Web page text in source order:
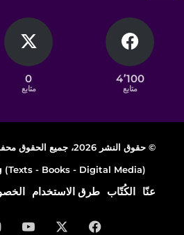
4٬100
متابع
0
متابع
© حقوق النشر 2026، جميع الحقوق محفوظة |
- Books - Digital Media) -
عنّا الكُتّاب طرق الاستخدام
فيسبوك